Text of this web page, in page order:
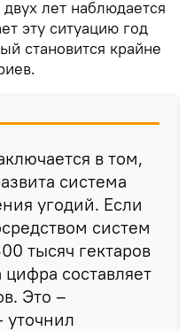
лет наблюдается
эту ситуацию год
становится крайне
в том,
система
угодий. Если
систем
тысяч гектаров
цифра составляет
Это –
уточнил